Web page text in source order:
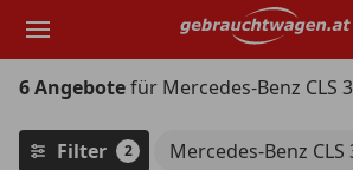
Hauptinhalt
6 Angebotefür Mercedes-Benz CLS
Filter 2 Mercedes-Benz CLS